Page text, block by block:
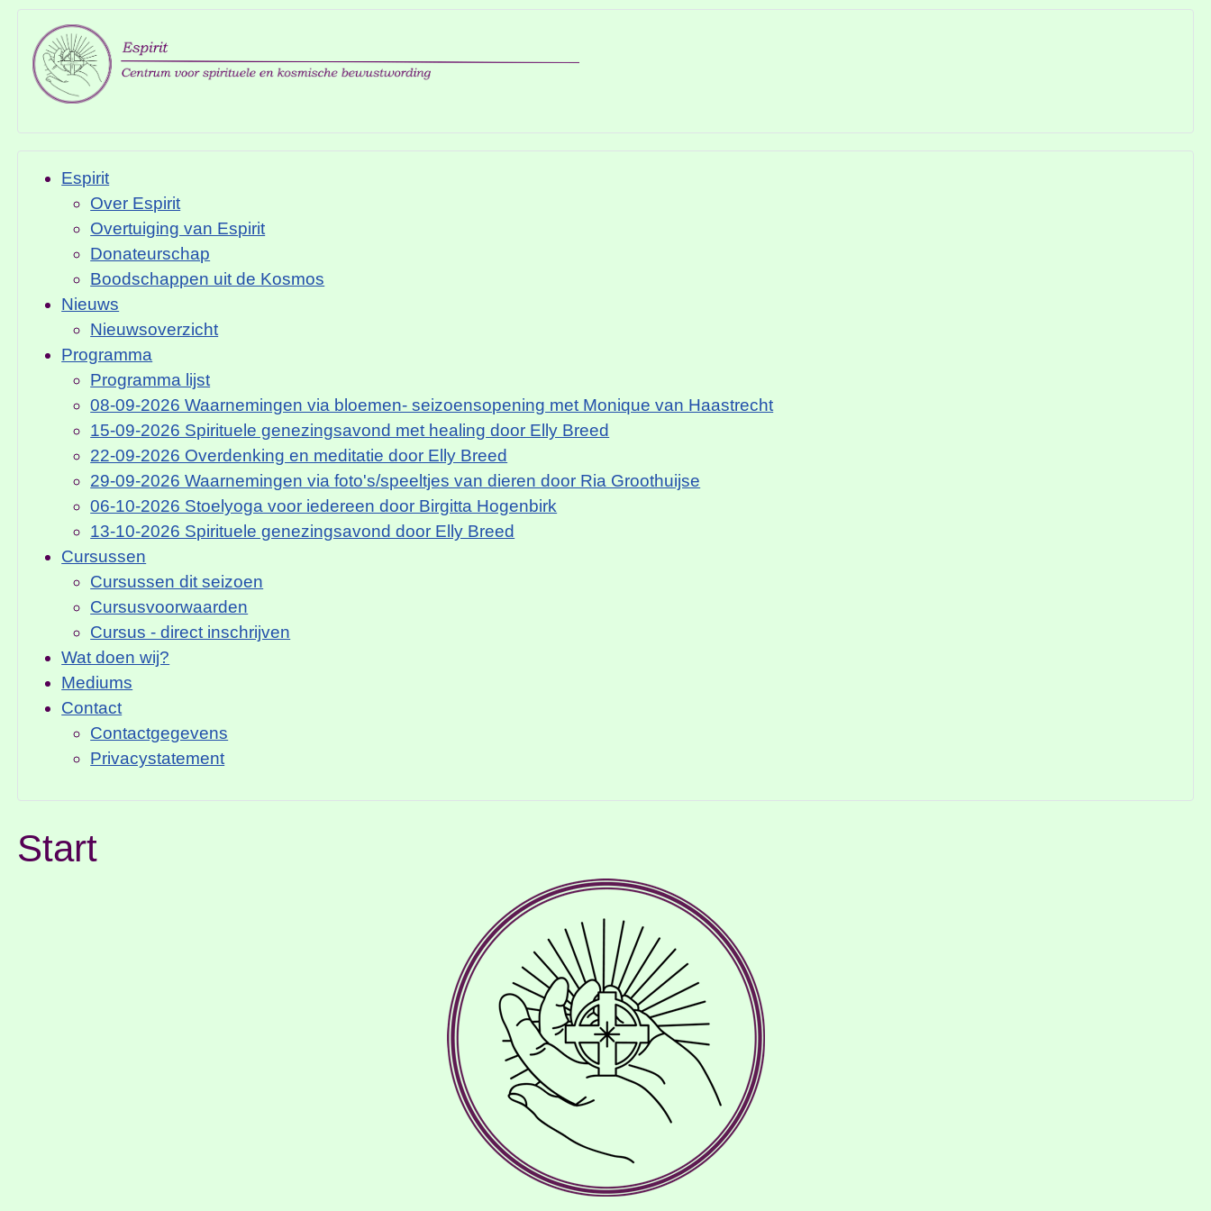
Espirit
Over Espirit
Overtuiging van Espirit
Donateurschap
Boodschappen uit de Kosmos
Nieuws
Nieuwsoverzicht
Programma
Programma lijst
08-09-2026 Waarnemingen via bloemen- seizoensopening met Monique van Haastrecht
15-09-2026 Spirituele genezingsavond met healing door Elly Breed
22-09-2026 Overdenking en meditatie door Elly Breed
29-09-2026 Waarnemingen via foto's/speeltjes van dieren door Ria Groothuijse
06-10-2026 Stoelyoga voor iedereen door Birgitta Hogenbirk
13-10-2026 Spirituele genezingsavond door Elly Breed
Cursussen
Cursussen dit seizoen
Cursusvoorwaarden
Cursus - direct inschrijven
Wat doen wij?
Mediums
Contact
Contactgegevens
Privacystatement
Start